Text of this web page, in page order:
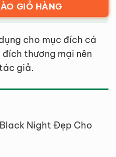
GIỎ HÀNG
cho mục đích cá
đích thương mại nên
giả.
Night Đẹp Cho